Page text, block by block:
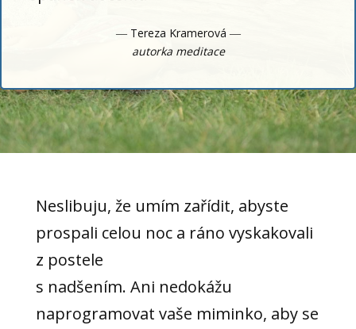
― Tereza Kramerová ―
autorka meditace
Neslibuju, že umím zařídit, abyste
prospali celou noc a ráno vyskakovali
z postele
s nadšením. Ani nedokážu
naprogramovat vaše miminko, aby se